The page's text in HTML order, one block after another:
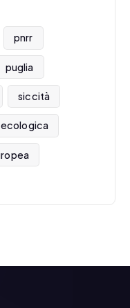
pnrr
puglia
siccità